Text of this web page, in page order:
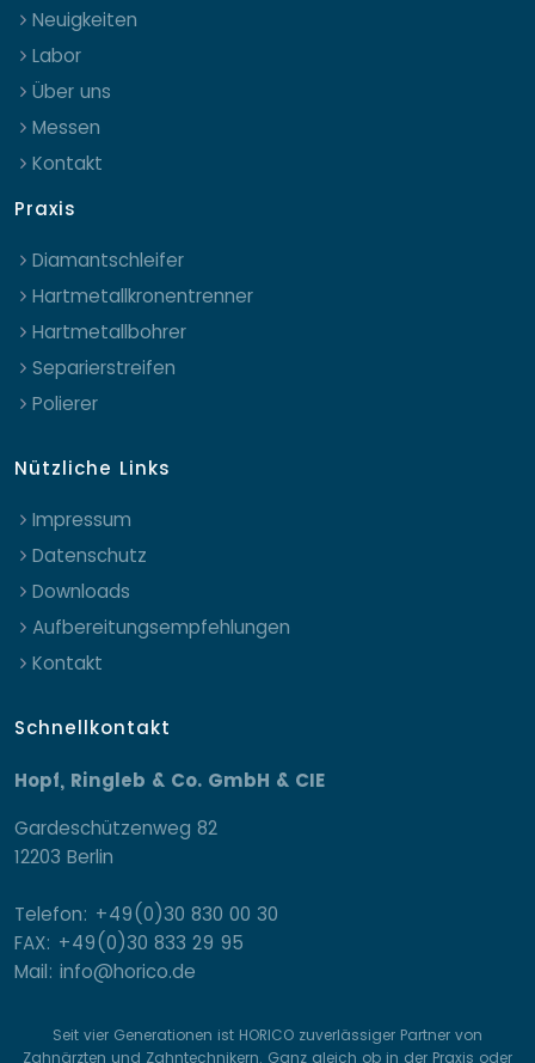
Neuigkeiten
Labor
Über uns
Messen
Kontakt
Praxis
Diamantschleifer
Hartmetallkronentrenner
Hartmetallbohrer
Separierstreifen
Polierer
Nützliche Links
Impressum
Datenschutz
Downloads
Aufbereitungsempfehlungen
Kontakt
Schnellkontakt
Hopf, Ringleb & Co. GmbH & CIE
Gardeschützenweg 82
12203 Berlin
Telefon: +49(0)30 830 00 30
FAX: +49(0)30 833 29 95
Mail: info@horico.de
Seit vier Generationen ist HORICO zuverlässiger Partner von
Zahnärzten und Zahntechnikern. Ganz gleich ob in der Praxis oder